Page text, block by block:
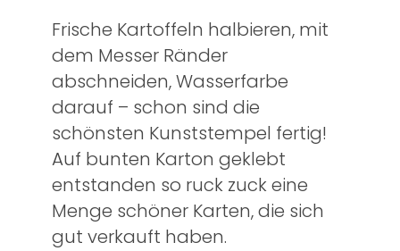
Frische Kartoffeln halbieren, mit
dem Messer Ränder
abschneiden, Wasserfarbe
darauf – schon sind die
schönsten Kunststempel fertig!
Auf bunten Karton geklebt
entstanden so ruck zuck eine
Menge schöner Karten, die sich
gut verkauft haben.